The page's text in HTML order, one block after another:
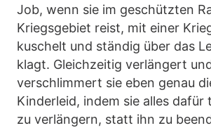
Job, wenn sie im geschützten
Kriegsgebiet reist, mit einer
kuschelt und ständig über das
klagt. Gleichzeitig verlängert
verschlimmert sie eben genau
Kinderleid, indem sie alles dafür
zu verlängern, statt ihn zu